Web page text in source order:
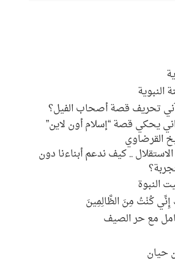
النبوية
تحريف قصة أصحاب الفيل؟
يحكي قصة “إسلام أون لاين”
القرضاوي
الاستقلال .. كيف ندعم أبناءنا دون
النبوة
إِنِّي كُنْتُ مِنَ الظَّالِمِينَ
مع حر الصيف
حيان